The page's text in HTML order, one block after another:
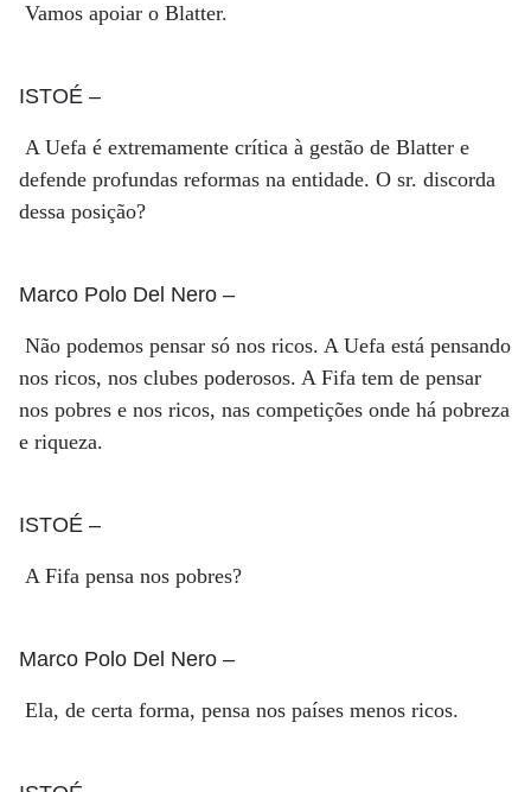
Vamos apoiar o Blatter.
ISTOÉ –
A Uefa é extremamente crítica à gestão de Blatter e
defende profundas reformas na entidade. O sr. discorda
dessa posição?
Marco Polo Del Nero –
Não podemos pensar só nos ricos. A Uefa está pensando
nos ricos, nos clubes poderosos. A Fifa tem de pensar
nos pobres e nos ricos, nas competições onde há pobreza
e riqueza.
ISTOÉ –
A Fifa pensa nos pobres?
Marco Polo Del Nero –
Ela, de certa forma, pensa nos países menos ricos.